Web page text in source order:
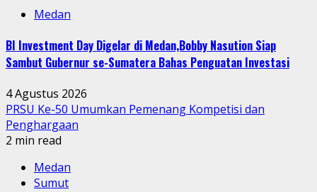
Medan
BI Investment Day Digelar di Medan,Bobby Nasution Siap
Sambut Gubernur se-Sumatera Bahas Penguatan Investasi
4 Agustus 2026
PRSU Ke-50 Umumkan Pemenang Kompetisi dan
Penghargaan
2 min read
Medan
Sumut